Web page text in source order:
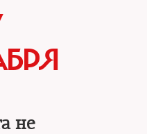
не